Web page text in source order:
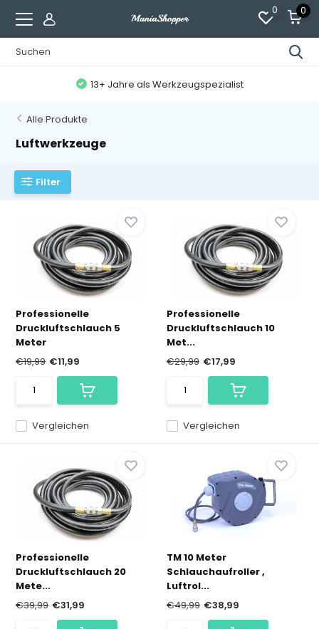
0 0
13+ Jahre als Werkzeugspezialist
Alle Produkte
Luftwerkzeuge
Filter
Professionelle
Druckluftschlauch 5
Meter
Vergleichen
€19,99 €11,99
Professionelle
Druckluftschlauch 10
Met...
Vergleichen
€29,99 €17,99
Professionelle
Druckluftschlauch 20
Mete...
€39,99 €31,99
TM 10 Meter
Schlauchaufroller ,
Luftrol...
€49,99 €38,99